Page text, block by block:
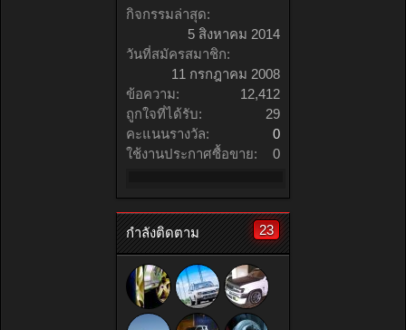
กิจกรรมล่าสุด:
5 สิงหาคม 2014
วันที่สมัครสมาชิก:
11 กรกฎาคม 2008
ข้อความ:
12,412
ถูกใจที่ได้รับ:
29
คะแนนรางวัล:
0
ใช้งานประกาศซื้อขาย:
0
กำลังติดตาม 23